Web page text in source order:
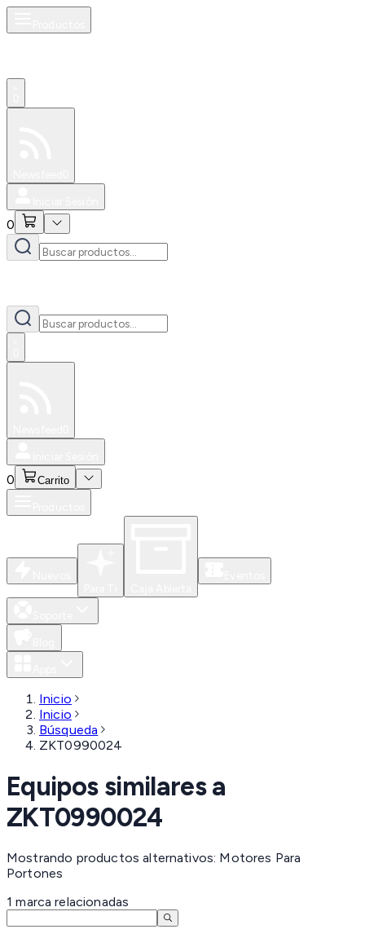
0
0 Carrito
Inicio
Inicio
Búsqueda
ZKT0990024
Equipos similares a
ZKT0990024
Mostrando productos alternativos: Motores Para
Portones
1 marca relacionadas